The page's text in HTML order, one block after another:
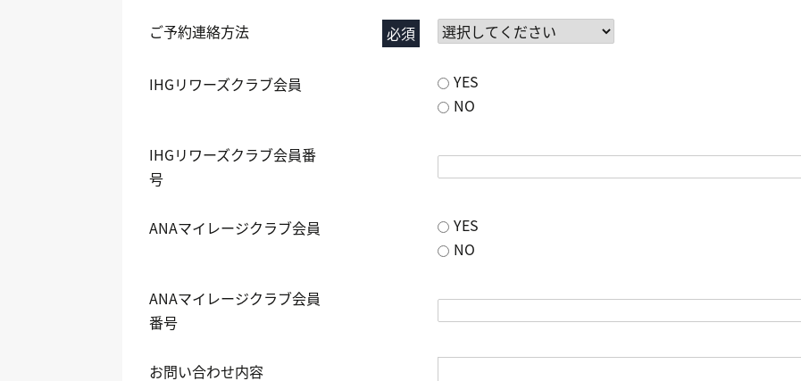
ご予約連絡方法 必須
IHGリワーズクラブ会員
YES
NO
IHGリワーズクラブ会員番
号
ANAマイレージクラブ会員
YES
NO
ANAマイレージクラブ会員
番号
お問い合わせ内容